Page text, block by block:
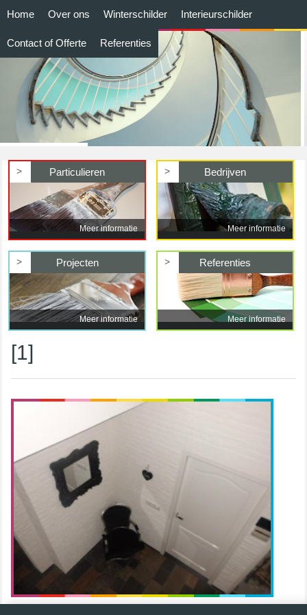
Home Over ons Winterschilder Interieurschilder
Contact of Offerte Referenties
> Particulieren
Meer informatie
> Bedrijven
Meer informatie
> Projecten
Meer informatie
> Referenties
Meer informatie
[1]